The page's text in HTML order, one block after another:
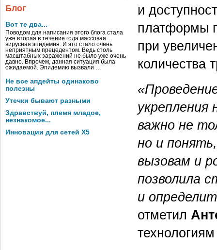
Блог
Вот те два...
Поводом для написания этого блога стала
уже вторая в течение года массовая
вирусная эпидемия. И это стало очень
неприятным прецедентом. Ведь столь
масштабных заражений не было уже очень
давно. Впрочем, данная ситуация была
ожидаемой. Эпидемию вызвали …
Не все апдейты одинаково
полезны
Утечки бывают разными
Здравствуй, племя младое,
незнакомое...
Инновации для сетей X5
и
платформы
при
количества
укрепления
важно не
но и
вызовам и
позволила
и
отметил